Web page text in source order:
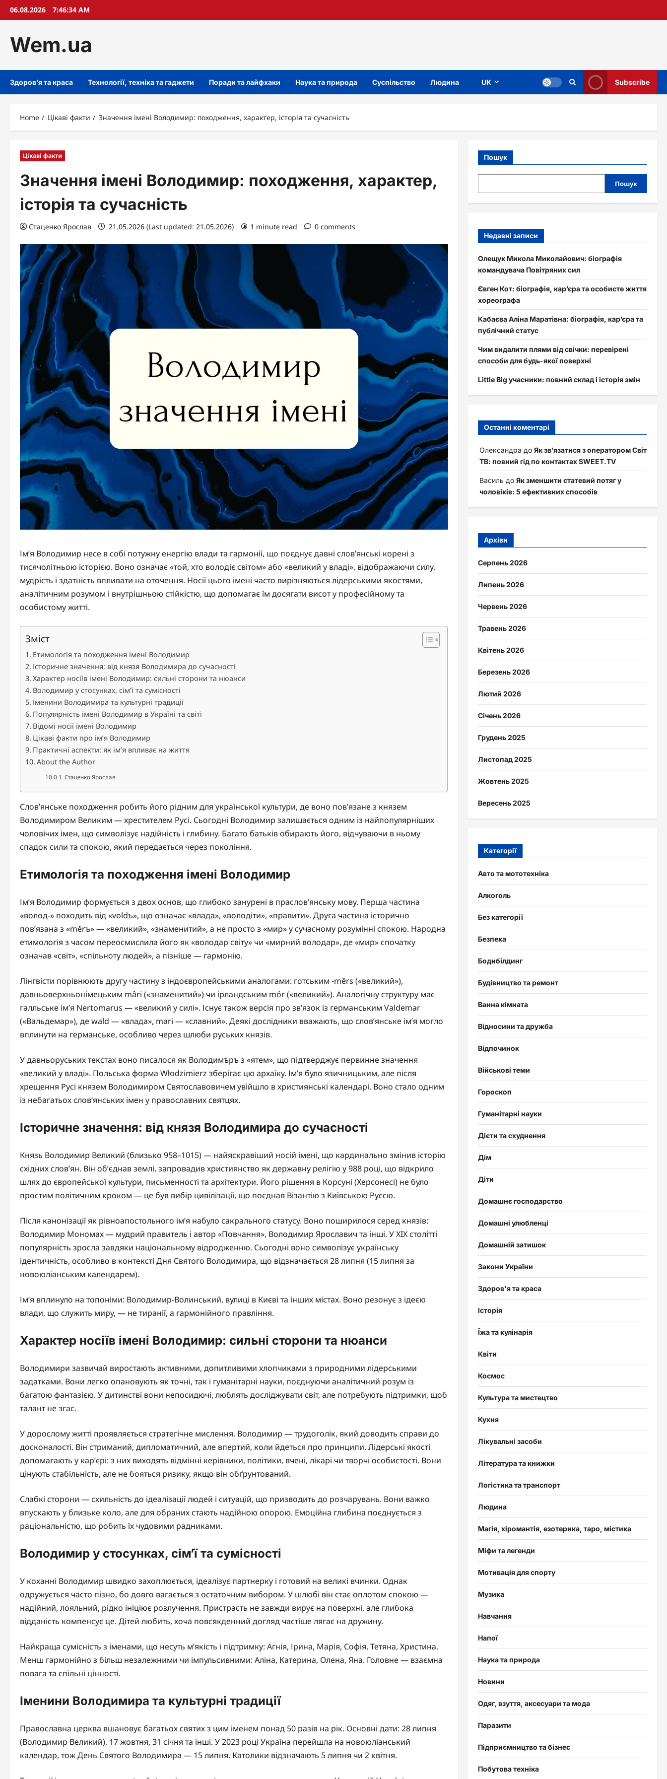
Skip06.08.2026 7:46:35 AM
Wem.ua
Здоров’я та краса Технології, техніка та гаджети Поради та лайфхаки Наука та природа Суспільство Людина UK Subscribe
Home Цікаві факти Значення імені Володимир: походження, характер, історія та сучасність
Цікаві факти
Значення імені Володимир: походження, характер,
історія та сучасність
Стаценко Ярослав 21.05.2026 (Last updated: 21.05.2026) 1 minute read 0 comments
Ім’я Володимир несе в собі потужну енергію влади та гармонії, що поєднує давні слов’янські корені з
тисячолітньою історією. Воно означає «той, хто володіє світом» або «великий у владі», відображаючи силу,
мудрість і здатність впливати на оточення. Носії цього імені часто вирізняються лідерськими якостями,
аналітичним розумом і внутрішньою стійкістю, що допомагає їм досягати висот у професійному та
особистому житті.
Зміст
Етимологія та походження імені Володимир
Історичне значення: від князя Володимира до сучасності
Характер носіїв імені Володимир: сильні сторони та нюанси
Володимир у стосунках, сім’ї та сумісності
Іменини Володимира та культурні традиції
Популярність імені Володимир в Україні та світі
Відомі носії імені Володимир
Цікаві факти про ім’я Володимир
Практичні аспекти: як ім’я впливає на життя
About the Author
Стаценко Ярослав
Слов’янське походження робить його рідним для української культури, де воно пов’язане з князем
Володимиром Великим — хрестителем Русі. Сьогодні Володимир залишається одним із найпопулярніших
чоловічих імен, що символізує надійність і глибину. Багато батьків обирають його, відчуваючи в ньому
спадок сили та спокою, який передається через покоління.
Етимологія та походження імені Володимир
Ім’я Володимир формується з двох основ, що глибоко занурені в праслов’янську мову. Перша частина
«волод-» походить від «voldъ», що означає «влада», «володіти», «правити». Друга частина історично
пов’язана з «měrъ» — «великий», «знаменитий», а не просто з «мир» у сучасному розумінні спокою. Народна
етимологія з часом переосмислила його як «володар світу» чи «мирний володар», де «мир» спочатку
означав «світ», «спільноту людей», а пізніше — гармонію.
Лінгвісти порівнюють другу частину з індоєвропейськими аналогами: готським -mērs («великий»),
давньоверхньонімецьким mâri («знаменитий») чи ірландським mór («великий»). Аналогічну структуру має
галльське ім’я Nertomarus — «великий у силі». Існує також версія про зв’язок із германським Valdemar
(«Вальдемар»), де wald — «влада», mari — «славний». Деякі дослідники вважають, що слов’янське ім’я могло
вплинути на германське, особливо через шлюби руських князів.
У давньоруських текстах воно писалося як Володимѣръ з «ятем», що підтверджує первинне значення
«великий у владі». Польська форма Włodzimierz зберігає цю архаїку. Ім’я було язичницьким, але після
хрещення Русі князем Володимиром Святославовичем увійшло в християнські календарі. Воно стало одним
із небагатьох слов’янських імен у православних святцях.
Історичне значення: від князя Володимира до сучасності
Князь Володимир Великий (близько 958–1015) — найяскравіший носій імені, що кардинально змінив історію
східних слов’ян. Він об’єднав землі, запровадив християнство як державну релігію у 988 році, що відкрило
шлях до європейської культури, письменності та архітектури. Його рішення в Корсуні (Херсонесі) не було
простим політичним кроком — це був вибір цивілізації, що поєднав Візантію з Київською Руссю.
Після канонізації як рівноапостольного ім’я набуло сакрального статусу. Воно поширилося серед князів:
Володимир Мономах — мудрий правитель і автор «Повчання», Володимир Ярославич та інші. У XIX столітті
популярність зросла завдяки національному відродженню. Сьогодні воно символізує українську
ідентичність, особливо в контексті Дня Святого Володимира, що відзначається 28 липня (15 липня за
новоюліанським календарем).
Ім’я вплинуло на топоніми: Володимир-Волинський, вулиці в Києві та інших містах. Воно резонує з ідеєю
влади, що служить миру, — не тиранії, а гармонійного правління.
Характер носіїв імені Володимир: сильні сторони та нюанси
Володимири зазвичай виростають активними, допитливими хлопчиками з природними лідерськими
задатками. Вони легко опановують як точні, так і гуманітарні науки, поєднуючи аналітичний розум із
багатою фантазією. У дитинстві вони непосидючі, люблять досліджувати світ, але потребують підтримки, щоб
талант не згас.
У дорослому житті проявляється стратегічне мислення. Володимир — трудоголік, який доводить справи до
досконалості. Він стриманий, дипломатичний, але впертий, коли йдеться про принципи. Лідерські якості
допомагають у кар’єрі: з них виходять відмінні керівники, політики, вчені, лікарі чи творчі особистості. Вони
цінують стабільність, але не бояться ризику, якщо він обґрунтований.
Слабкі сторони — схильність до ідеалізації людей і ситуацій, що призводить до розчарувань. Вони важко
впускають у близьке коло, але для обраних стають надійною опорою. Емоційна глибина поєднується з
раціональністю, що робить їх чудовими радниками.
Володимир у стосунках, сім’ї та сумісності
У коханні Володимир швидко захоплюється, ідеалізує партнерку і готовий на великі вчинки. Однак
одружується часто пізно, бо довго вагається з остаточним вибором. У шлюбі він стає оплотом спокою —
надійний, лояльний, рідко ініціює розлучення. Пристрасть не завжди вирує на поверхні, але глибока
відданість компенсує це. Дітей любить, хоча повсякденний догляд частіше лягає на дружину.
Найкраща сумісність з іменами, що несуть м’якість і підтримку: Агнія, Ірина, Марія, Софія, Тетяна, Христина.
Менш гармонійно з більш незалежними чи імпульсивними: Аліна, Катерина, Олена, Яна. Головне — взаємна
повага та спільні цінності.
Іменини Володимира та культурні традиції
Православна церква вшановує багатьох святих з цим іменем понад 50 разів на рік. Основні дати: 28 липня
(Володимир Великий), 17 жовтня, 31 січня та інші. У 2023 році Україна перейшла на новоюліанський
календар, тож День Святого Володимира — 15 липня. Католики відзначають 5 липня чи 2 квітня.
Пошук
Пошук
Недавні записи
Олещук Микола Миколайович: біографія
командувача Повітряних сил
Євген Кот: біографія, кар’єра та особисте життя
хореографа
Кабаєва Аліна Маратівна: біографія, кар’єра та
публічний статус
Чим видалити плями від свічки: перевірені
способи для будь-якої поверхні
Little Big учасники: повний склад і історія змін
Останні коментарі
Олександра до Як зв’язатися з оператором Світ
ТВ: повний гід по контактах SWEET.TV
Василь до Як зменшити статевий потяг у
чоловіків: 5 ефективних способів
Архіви
Серпень 2026
Липень 2026
Червень 2026
Травень 2026
Квітень 2026
Березень 2026
Лютий 2026
Січень 2026
Грудень 2025
Листопад 2025
Жовтень 2025
Вересень 2025
Категорії
Авто та мототехніка
Алкоголь
Без категорії
Безпека
Бодибілдинг
Будівництво та ремонт
Ванна кімната
Відносини та дружба
Відпочинок
Військові теми
Гороскоп
Гуманітарні науки
Дієти та схуднення
Дім
Діти
Домашнє господарство
Домашні улюбленці
Домашній затишок
Закони України
Здоров'я та краса
Історія
Їжа та кулінарія
Квіти
Космос
Культура та мистецтво
Кухня
Лікувальні засоби
Література та книжки
Логістика та транспорт
Людина
Магія, хіромантія, езотерика, таро, містика
Міфи та легенди
Мотивація для спорту
Музика
Навчання
Напої
Наука та природа
Новини
Одяг, взуття, аксесуари та мода
Паразити
Підприємництво та бізнес
Побутова техніка